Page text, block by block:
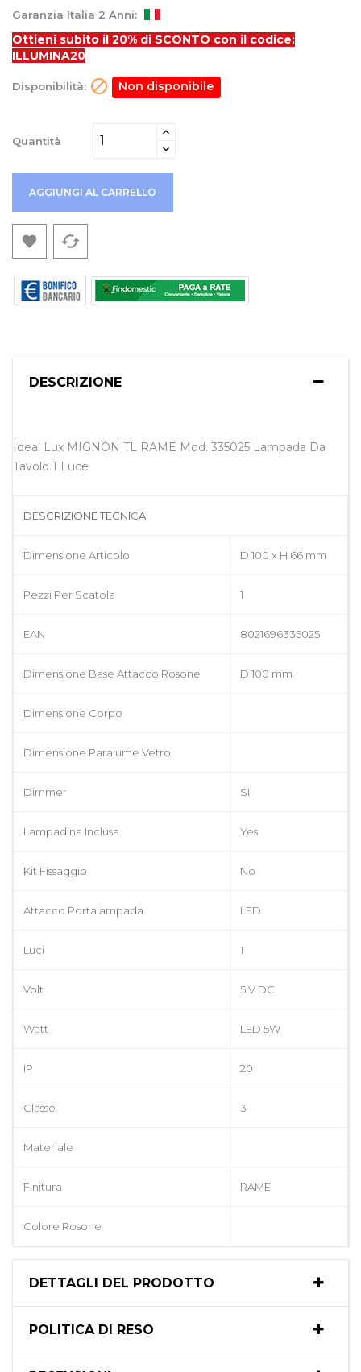
Garanzia Italia 2 Anni:
Ottieni subito il 20% di SCONTO con il codice:
ILLUMINA20
Disponibilità:  Non disponibile
Quantità
AGGIUNGI AL CARRELLO
 cached
DESCRIZIONE
Ideal Lux MIGNON TL RAME Mod. 335025 Lampada Da
Tavolo 1 Luce
DESCRIZIONE TECNICA
Dimensione Articolo D 100 x H 66 mm
Pezzi Per Scatola 1
EAN 8021696335025
Dimensione Base Attacco Rosone D 100 mm
Dimensione Corpo
Dimensione Paralume Vetro
Dimmer SI
Lampadina Inclusa Yes
Kit Fissaggio No
Attacco Portalampada LED
Luci 1
Volt 5 V DC
Watt LED 5W
IP 20
Classe 3
Materiale
Finitura RAME
Colore Rosone
DETTAGLI DEL PRODOTTO
POLITICA DI RESO